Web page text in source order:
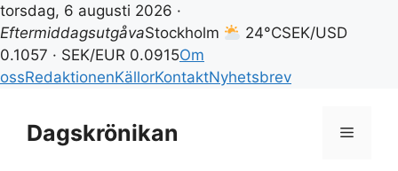
torsdag, 6 augusti 2026 ·
EftermiddagsutgåvaStockholm 24°CSEK/USD
0.1057 · SEK/EUR 0.0915Om
ossRedaktionenKällorKontaktNyhetsbrev
innehållDagskrönikan Meny